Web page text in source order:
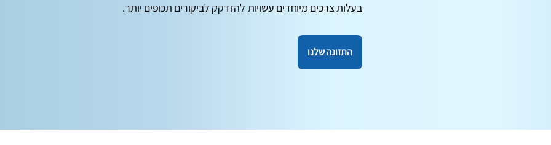
בעלות צרכים מיוחדים עשויות להזדקק לביקורים תכופים יותר.
התזונה שלנו